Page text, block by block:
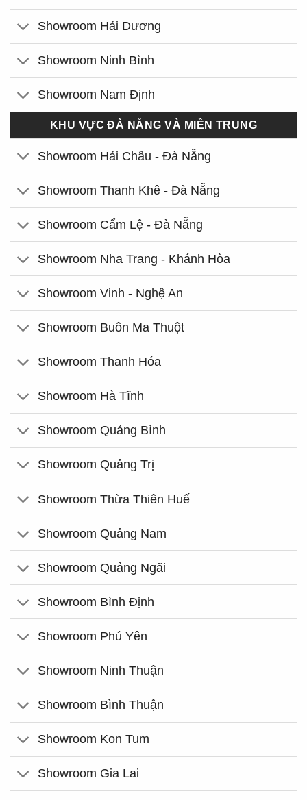
Showroom Hải Dương
Showroom Ninh Bình
Showroom Nam Định
KHU VỰC ĐÀ NẴNG VÀ MIỀN TRUNG
Showroom Hải Châu - Đà Nẵng
Showroom Thanh Khê - Đà Nẵng
Showroom Cẩm Lệ - Đà Nẵng
Showroom Nha Trang - Khánh Hòa
Showroom Vinh - Nghệ An
Showroom Buôn Ma Thuột
Showroom Thanh Hóa
Showroom Hà Tĩnh
Showroom Quảng Bình
Showroom Quảng Trị
Showroom Thừa Thiên Huế
Showroom Quảng Nam
Showroom Quảng Ngãi
Showroom Bình Định
Showroom Phú Yên
Showroom Ninh Thuận
Showroom Bình Thuận
Showroom Kon Tum
Showroom Gia Lai